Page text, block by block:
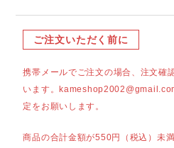
ご注文いただく前に
携帯メールでご注文の場合、注文確
います。
定をお願いします。
商品の合計金額が550円（税込）未